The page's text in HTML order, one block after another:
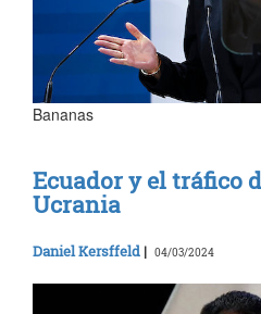
Bananas
Ecuador y el tráfico
Ucrania
Daniel Kersffeld | 04/03/2024